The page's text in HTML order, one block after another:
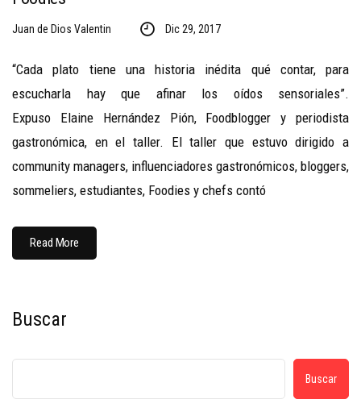
Juan de Dios Valentin Dic 29, 2017
“Cada plato tiene una historia inédita qué contar, para
escucharla hay que afinar los oídos sensoriales”.
Expuso Elaine Hernández Pión, Foodblogger y periodista
gastronómica, en el taller. El taller que estuvo dirigido a
community managers, influenciadores gastronómicos, bloggers,
sommeliers, estudiantes, Foodies y chefs contó
Read More
Buscar
Buscar